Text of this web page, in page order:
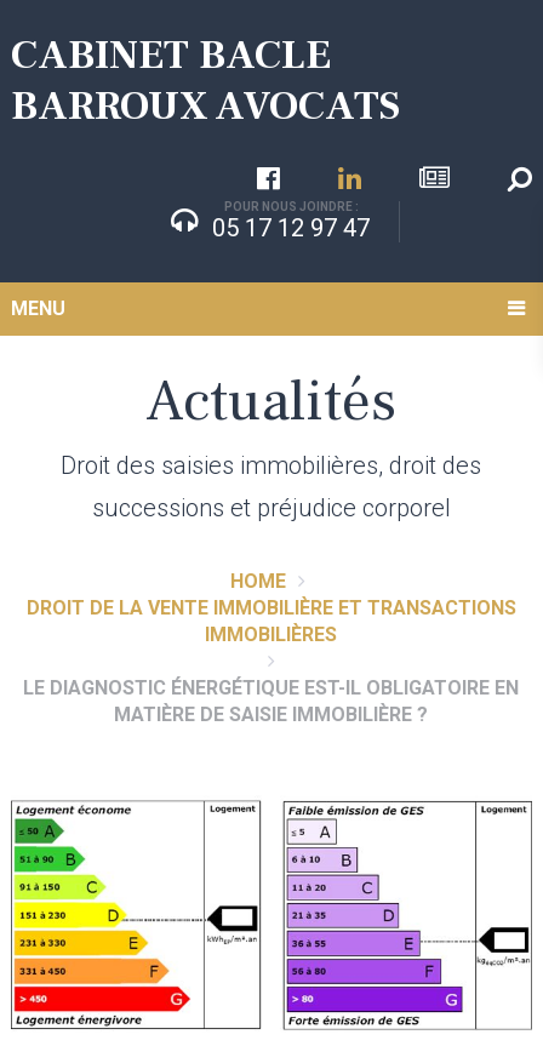
CABINET BACLE
BARROUX AVOCATS
POUR NOUS JOINDRE :
05 17 12 97 47
MENU
Actualités
Droit des saisies immobilières, droit des
successions et préjudice corporel
HOME
DROIT DE LA VENTE IMMOBILIÈRE ET TRANSACTIONS
IMMOBILIÈRES
LE DIAGNOSTIC ÉNERGÉTIQUE EST-IL OBLIGATOIRE EN
MATIÈRE DE SAISIE IMMOBILIÈRE ?